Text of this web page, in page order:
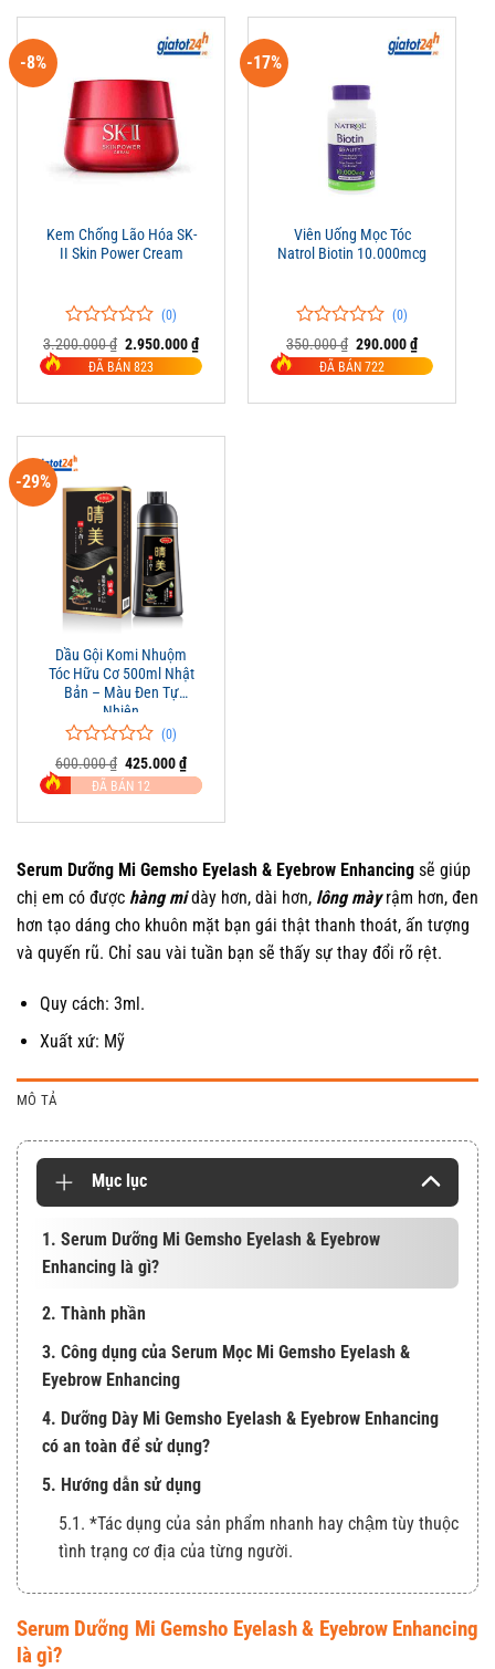
-8%
Kem Chống Lão Hóa SK-
II Skin Power Cream
0
trên
5
0
(0)
3.200.000₫ Giá
gốc
là:
2.950.000₫Giá
hiện
tại
2.950.000 ₫.
ĐÃ BÁN 823
-17%
Viên Uống Mọc Tóc
Natrol Biotin 10.000mcg
0
trên
5
0
(0)
350.000₫ Giá
gốc
là:
290.000₫Giá
hiện
tại
290.000 ₫.
ĐÃ BÁN 722
-29%
Dầu Gội Komi Nhuộm
Tóc Hữu Cơ 500ml Nhật
Bản – Màu Đen Tự
Nhiên
0
trên
5
0
(0)
600.000₫ Giá
gốc
là:
425.000₫Giá
hiện
tại
425.000 ₫.
ĐÃ BÁN 12
Serum Dưỡng Mi Gemsho Eyelash & Eyebrow Enhancing sẽ giúp
chị em có được hàng midày hơn, dài hơn, lông màyrậm hơn, đen
hơn tạo dáng cho khuôn mặt bạn gái thật thanh thoát, ấn tượng
và quyến rũ. Chỉ sau vài tuần bạn sẽ thấy sự thay đổi rõ rệt.
Quy cách: 3ml.
Xuất xứ: Mỹ
MÔ TẢ
Mục lục
1. Serum Dưỡng Mi Gemsho Eyelash & Eyebrow
Enhancing là gì?
2. Thành phần
3. Công dụng của Serum Mọc Mi Gemsho Eyelash &
Eyebrow Enhancing
4. Dưỡng Dày Mi Gemsho Eyelash & Eyebrow Enhancing
có an toàn để sử dụng?
5. Hướng dẫn sử dụng
5.1. *Tác dụng của sản phẩm nhanh hay chậm tùy thuộc
tình trạng cơ địa của từng người.
Serum Dưỡng Mi Gemsho Eyelash & Eyebrow Enhancing
là gì?